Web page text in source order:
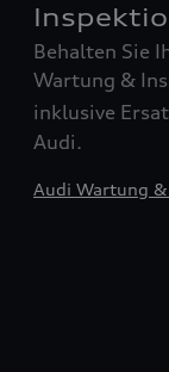
Behalten Sie
Wartung &
inklusive
Audi.
Audi Wartung